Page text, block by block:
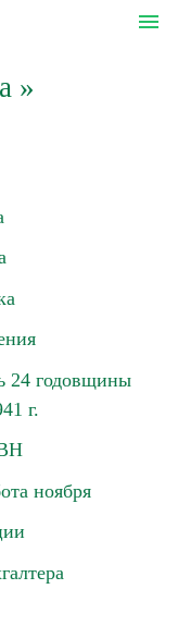
menu
»
24 годовщины
г.
ноября